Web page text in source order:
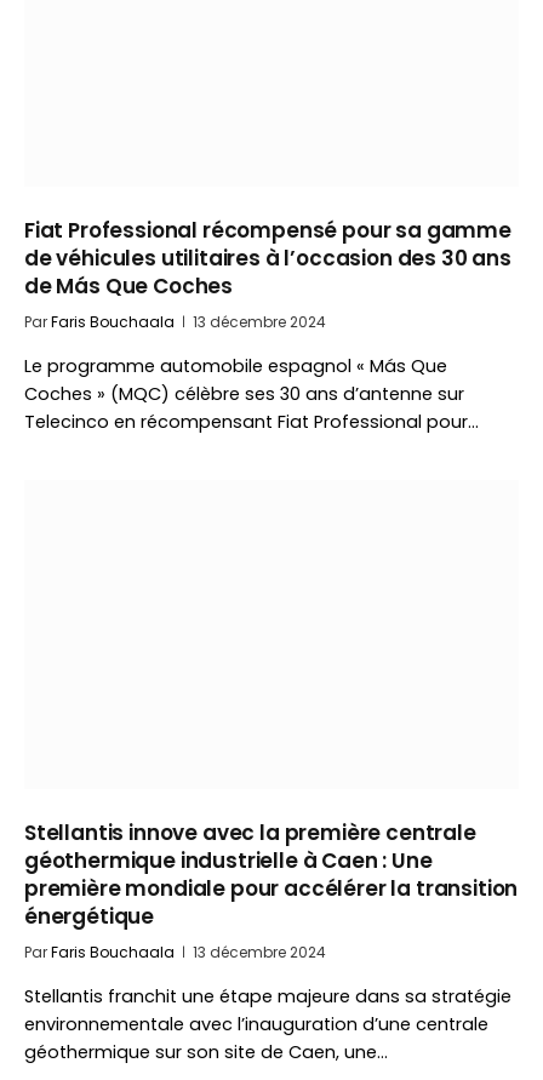
Fiat Professional récompensé pour sa gamme
de véhicules utilitaires à l’occasion des 30 ans
de Más Que Coches
ParFaris Bouchaala 13 décembre 2024
Le programme automobile espagnol « Más Que
Coches » (MQC) célèbre ses 30 ans d’antenne sur
Telecinco en récompensant Fiat Professional pour…
Stellantis innove avec la première centrale
géothermique industrielle à Caen : Une
première mondiale pour accélérer la transition
énergétique
ParFaris Bouchaala 13 décembre 2024
Stellantis franchit une étape majeure dans sa stratégie
environnementale avec l’inauguration d’une centrale
géothermique sur son site de Caen, une…